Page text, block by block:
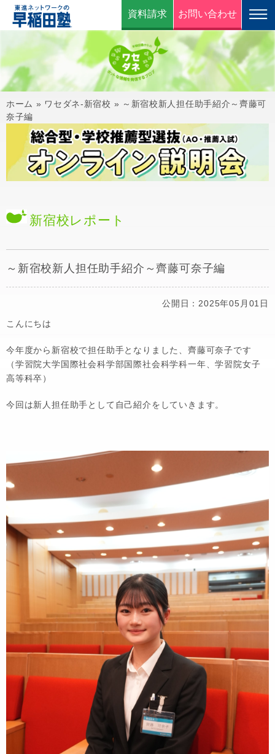
資料請求 お問い合わせ
ホーム » ワセダネ-新宿校 » ～新宿校新人担任助手紹介～齊藤可
奈子編
新宿校レポート
～新宿校新人担任助手紹介～齊藤可奈子編
公開日：2025年05月01日
こんにちは
今年度から新宿校で担任助手となりました、齊藤可奈子です
（学習院大学国際社会科学部国際社会科学科一年、学習院女子
高等科卒）
今回は新人担任助手として自己紹介をしていきます。